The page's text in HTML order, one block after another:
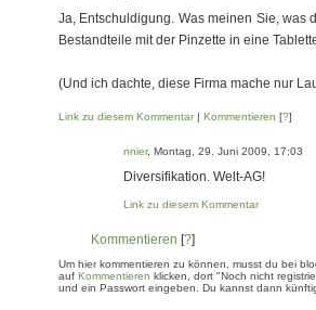
Ja, Entschuldigung. Was meinen Sie, was
Bestandteile mit der Pinzette in eine
(Und ich dachte, diese Firma mache nur
Link zu diesem Kommentar| Kommentieren [?]
nnier, Montag, 29. Juni 2009, 17:03
Diversifikation. Welt-AG!
Link zu diesem Kommentar
Kommentieren [?]
Um hier kommentieren zu können, musst du bei
auf Kommentieren klicken, dort "Noch nicht
und ein Passwort eingeben. Du kannst dann